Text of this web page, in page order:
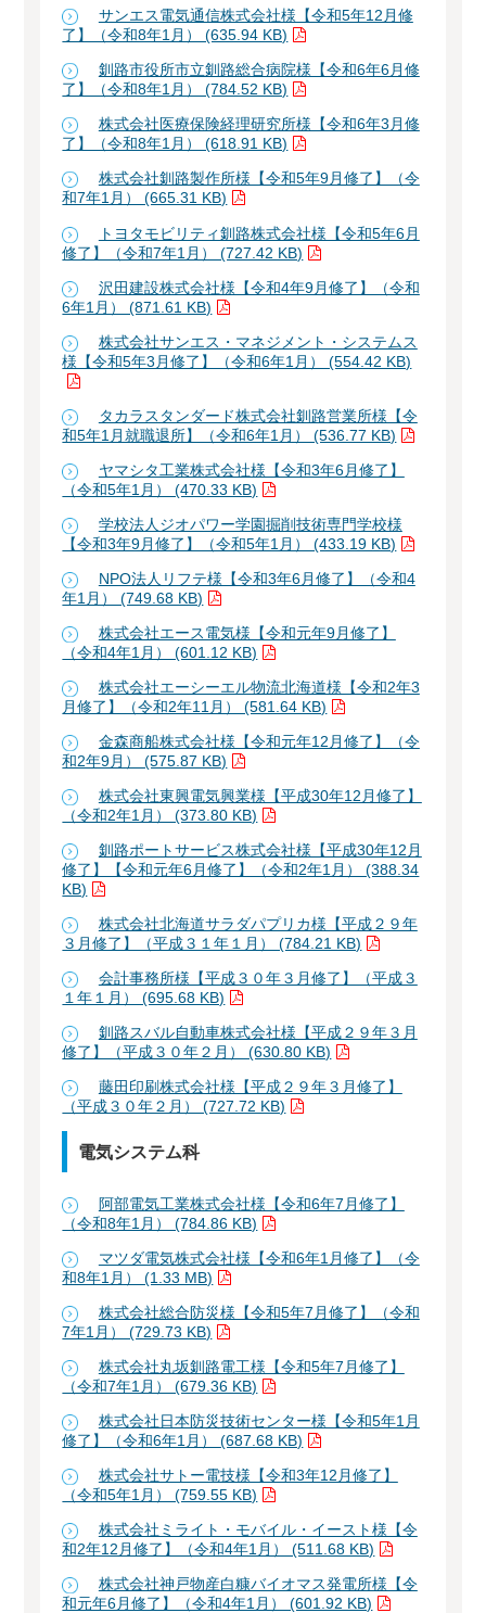
サンエス電気通信株式会社様【令和5年12月修
了】（令和8年1月） (635.94 KB)
釧路市役所市立釧路総合病院様【令和6年6月修
了】（令和8年1月） (784.52 KB)
株式会社医療保険経理研究所様【令和6年3月修
了】（令和8年1月） (618.91 KB)
株式会社釧路製作所様【令和5年9月修了】（令
和7年1月） (665.31 KB)
トヨタモビリティ釧路株式会社様【令和5年6月
修了】（令和7年1月） (727.42 KB)
沢田建設株式会社様【令和4年9月修了】（令和
6年1月） (871.61 KB)
株式会社サンエス・マネジメント・システムス
様【令和5年3月修了】（令和6年1月） (554.42 KB)
タカラスタンダード株式会社釧路営業所様【令
和5年1月就職退所】（令和6年1月） (536.77 KB)
ヤマシタ工業株式会社様【令和3年6月修了】
（令和5年1月） (470.33 KB)
学校法人ジオパワー学園掘削技術専門学校様
【令和3年9月修了】（令和5年1月） (433.19 KB)
NPO法人リフテ様【令和3年6月修了】（令和4
年1月） (749.68 KB)
株式会社エース電気様【令和元年9月修了】
（令和4年1月） (601.12 KB)
株式会社エーシーエル物流北海道様【令和2年3
月修了】（令和2年11月） (581.64 KB)
金森商船株式会社様【令和元年12月修了】（令
和2年9月） (575.87 KB)
株式会社東興電気興業様【平成30年12月修了】
（令和2年1月） (373.80 KB)
釧路ポートサービス株式会社様【平成30年12月
修了】【令和元年6月修了】（令和2年1月） (388.34
KB)
株式会社北海道サラダパプリカ様【平成２９年
３月修了】（平成３１年１月） (784.21 KB)
会計事務所様【平成３０年３月修了】（平成３
１年１月） (695.68 KB)
釧路スバル自動車株式会社様【平成２９年３月
修了】（平成３０年２月） (630.80 KB)
藤田印刷株式会社様【平成２９年３月修了】
（平成３０年２月） (727.72 KB)
電気システム科
阿部電気工業株式会社様【令和6年7月修了】
（令和8年1月） (784.86 KB)
マツダ電気株式会社様【令和6年1月修了】（令
和8年1月） (1.33 MB)
株式会社総合防災様【令和5年7月修了】（令和
7年1月） (729.73 KB)
株式会社丸坂釧路電工様【令和5年7月修了】
（令和7年1月） (679.36 KB)
株式会社日本防災技術センター様【令和5年1月
修了】（令和6年1月） (687.68 KB)
株式会社サトー電技様【令和3年12月修了】
（令和5年1月） (759.55 KB)
株式会社ミライト・モバイル・イースト様【令
和2年12月修了】（令和4年1月） (511.68 KB)
株式会社神戸物産白糠バイオマス発電所様【令
和元年6月修了】（令和4年1月） (601.92 KB)